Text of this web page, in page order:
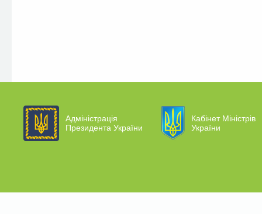
Адміністрація
Президента України
Кабінет Міністрів
України